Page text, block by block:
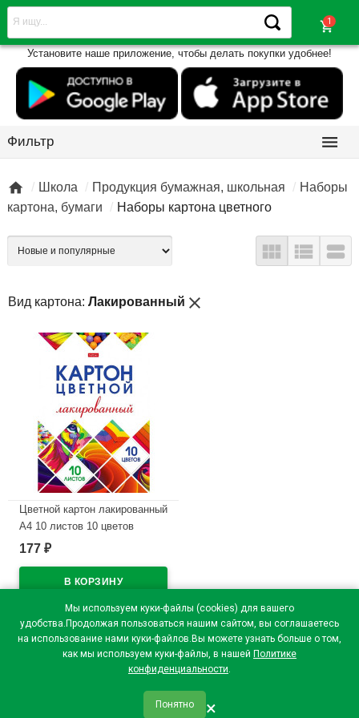
Мы используем куки-файлы (cookies) для вашего
удобства.Продолжая пользоваться нашим сайтом, вы соглашаетесь
на использование нами куки-файлов.Вы можете узнать больше о том,
как мы используем куки-файлы, в нашей Политике
конфиденциальности.
Понятно ×
shopping_cart
Установите наше приложение, чтобы делать покупки удобнее!
Фильтр 
 Школа Продукция бумажная, школьная
Наборы
картона, бумаги
Наборы картона цветного
  
Вид картона: Лакированный close
Цветной картон лакированный
А4 10 листов 10 цветов
односторонний Hatber
177 ₽